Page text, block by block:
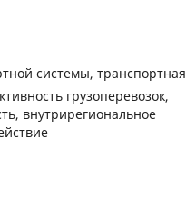
системы, транспортная
грузоперевозок,
внутрирегиональное